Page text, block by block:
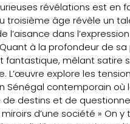
révélations est en
troisième âge révèle un
l’aisance dans
à la profondeur de
mêlant satire
L’œuvre explore les
Sénégal contemporain où
destins et de
d’une société » On y